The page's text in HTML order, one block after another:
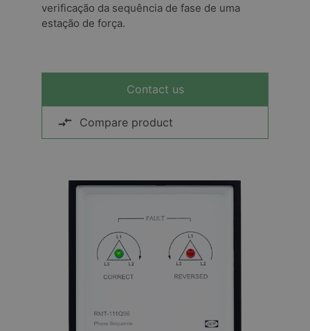
verificação da sequência de fase de uma
estação de força.
Contact us
Compare product